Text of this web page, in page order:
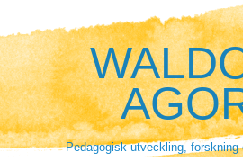
innehåll
Pedagogisk utveckling, forskning